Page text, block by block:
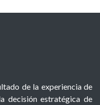
de la experiencia de
decisión estratégica de